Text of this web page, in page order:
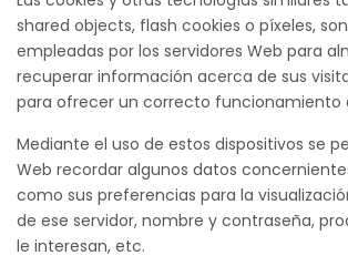
shared objects, flash cookies o píxeles,
empleadas por los servidores Web para
recuperar información acerca de sus
para ofrecer un correcto funcionamiento
Mediante el uso de estos dispositivos se
Web recordar algunos datos
como sus preferencias para la
de ese servidor, nombre y contraseña,
le interesan, etc.